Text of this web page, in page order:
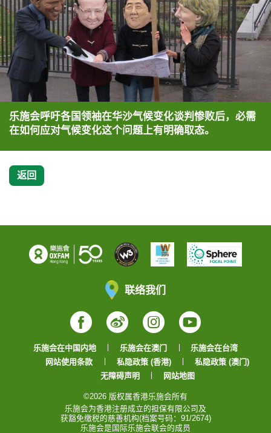
乐施会呼吁各国领袖在华沙气候变化谈判惨败后，必需
在如何应对气候变化这个问题上有明确取态。
返回
联络我们
Facebook
WeiboInstagram
YouTube
乐施会在中国内地 乐施会在澳门
乐施会在台湾
网站使用条款
私隐政策 (香港)
私隐政策 (澳门)
无障碍声明
网站地图
©2026 版权属香港乐施会所有
乐施会为香港注册成立的担保有限公司及
获豁免缴税的慈善机构(档案号码：91/2674)
乐施会是国际乐施会联会的成员